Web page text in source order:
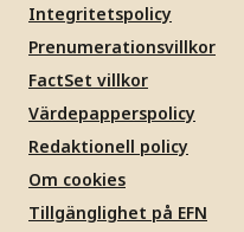
Integritetspolicy
Prenumerationsvillkor
FactSet villkor
Värdepapperspolicy
Redaktionell policy
Om cookies
Tillgänglighet på EFN